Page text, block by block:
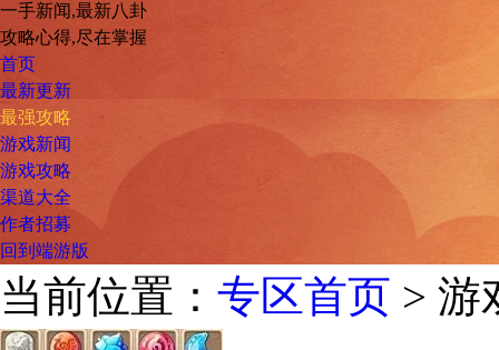
一手新闻,最新八卦
攻略心得,尽在掌握
首页
最新更新
最强攻略
游戏新闻
游戏攻略
渠道大全
作者招募
回到端游版
当前位置： 专区首页 > 游